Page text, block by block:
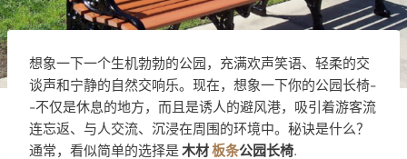
想象一下一个生机勃勃的公园，充满欢声笑语、轻柔的交
谈声和宁静的自然交响乐。现在，想象一下你的公园长椅-
-不仅是休息的地方，而且是诱人的避风港，吸引着游客流
连忘返、与人交流、沉浸在周围的环境中。秘诀是什么？
通常，看似简单的选择是 木材板条公园长椅